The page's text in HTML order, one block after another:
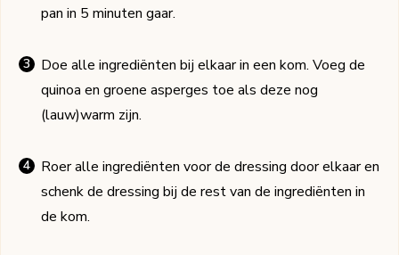
pan in 5 minuten gaar.
Doe alle ingrediënten bij elkaar in een kom. Voeg de
quinoa en groene asperges toe als deze nog
(lauw)warm zijn.
Roer alle ingrediënten voor de dressing door elkaar en
schenk de dressing bij de rest van de ingrediënten in
de kom.